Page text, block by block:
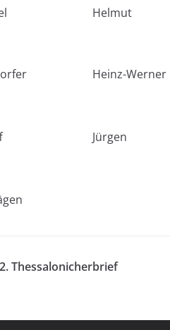
Helmut
Heinz-Werner
Jürgen
Thessalonicherbrief